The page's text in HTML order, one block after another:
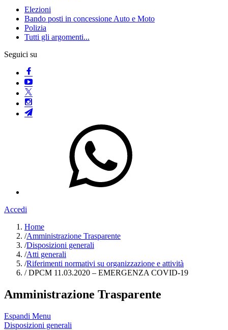
Elezioni
Bando posti in concessione Auto e Moto
Polizia
Tutti gli argomenti...
Seguici su
Accedi
Home
/Amministrazione Trasparente
/Disposizioni generali
/Atti generali
/Riferimenti normativi su organizzazione e attività
/DPCM 11.03.2020 – EMERGENZA COVID-19
Amministrazione Trasparente
Espandi Menu
Disposizioni generali